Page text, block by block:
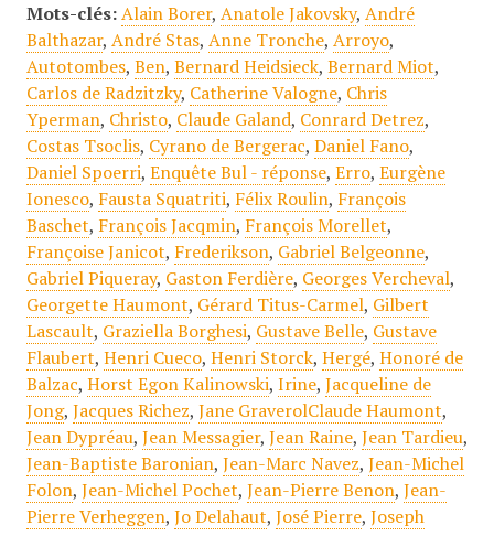
Mots-clés: Alain Borer, Anatole Jakovsky, André
Balthazar, André Stas, Anne Tronche, Arroyo,
Autotombes, Ben, Bernard Heidsieck, Bernard Miot,
Carlos de Radzitzky, Catherine Valogne, Chris
Yperman, Christo, Claude Galand, Conrard Detrez,
Costas Tsoclis, Cyrano de Bergerac, Daniel Fano,
Daniel Spoerri, Enquête Bul - réponse, Erro, Eurgène
Ionesco, Fausta Squatriti, Félix Roulin, François
Baschet, François Jacqmin, François Morellet,
Françoise Janicot, Frederikson, Gabriel Belgeonne,
Gabriel Piqueray, Gaston Ferdière, Georges Vercheval,
Georgette Haumont, Gérard Titus-Carmel, Gilbert
Lascault, Graziella Borghesi, Gustave Belle, Gustave
Flaubert, Henri Cueco, Henri Storck, Hergé, Honoré de
Balzac, Horst Egon Kalinowski, Irine, Jacqueline de
Jong, Jacques Richez, Jane GraverolClaude Haumont,
Jean Dypréau, Jean Messagier, Jean Raine, Jean Tardieu,
Jean-Baptiste Baronian, Jean-Marc Navez, Jean-Michel
Folon, Jean-Michel Pochet, Jean-Pierre Benon, Jean-
Pierre Verheggen, Jo Delahaut, José Pierre, Joseph